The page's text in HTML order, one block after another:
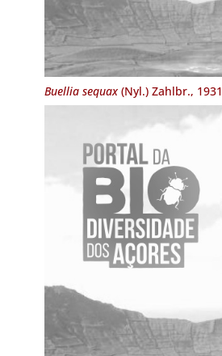
Buellia sequax(Nyl.) Zahlbr., 1931